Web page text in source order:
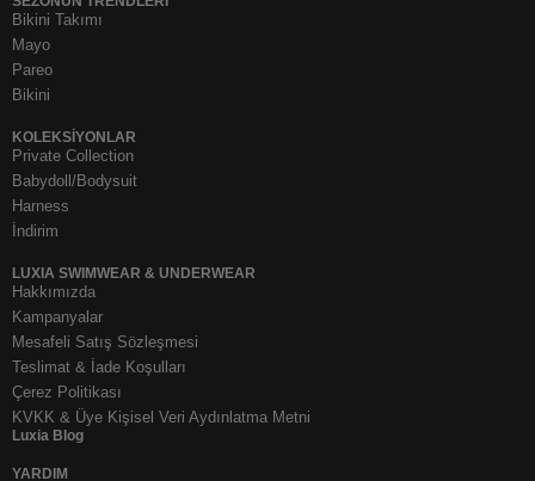
Bikini Takımı
Mayo
Pareo
Bikini
KOLEKSIYONLAR
Private Collection
Babydoll/Bodysuit
Harness
İndirim
LUXIA SWIMWEAR & UNDERWEAR
Hakkımızda
Kampanyalar
Mesafeli Satış Sözleşmesi
Teslimat & İade Koşulları
Çerez Politikası
KVKK & Üye Kişisel Veri Aydınlatma Metni
Luxia Blog
YARDIM